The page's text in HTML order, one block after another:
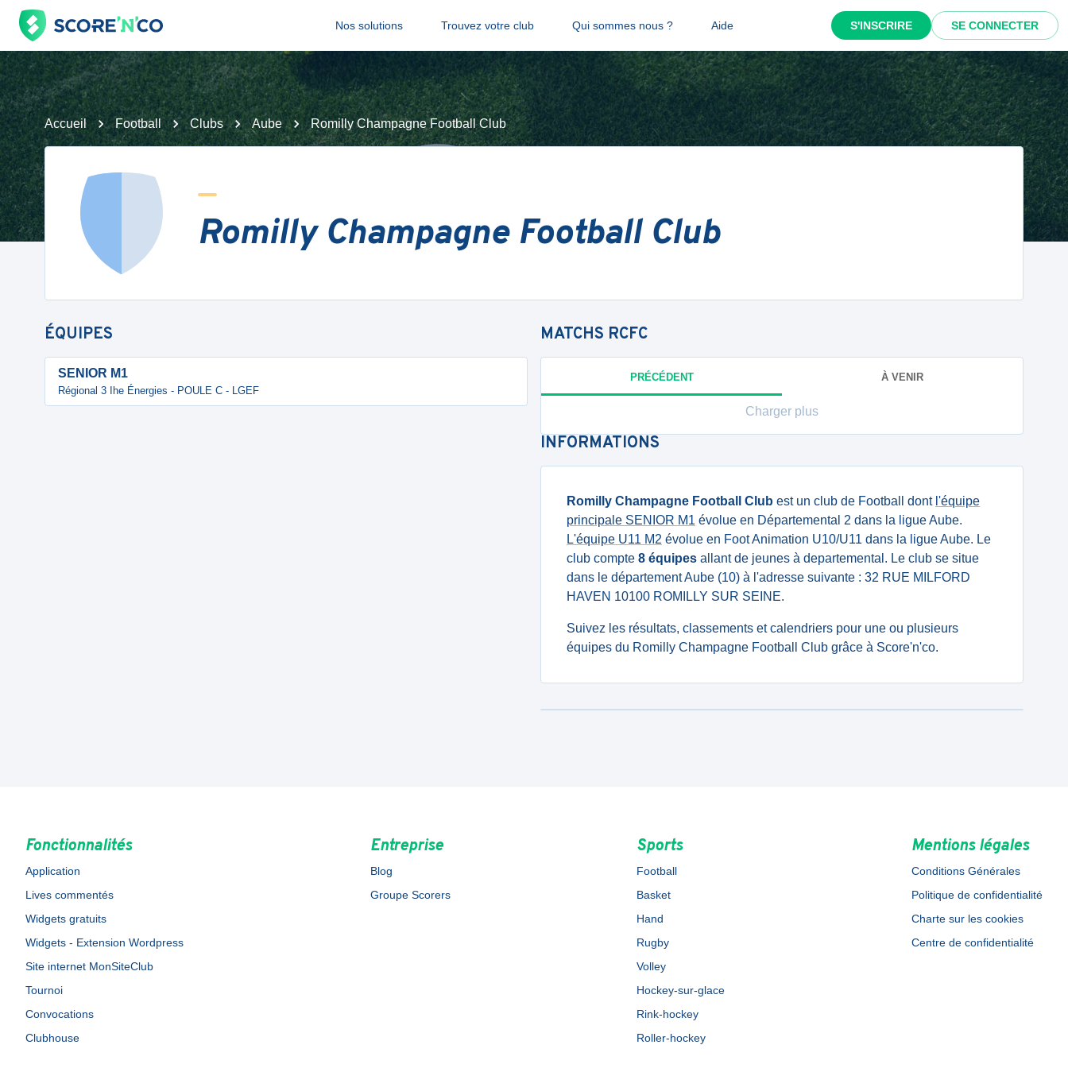
Nos solutions Trouvez votre club Qui sommes nous ? Aide S'INSCRIRE SE CONNECTER
Accueil Football Clubs Aube Romilly Champagne Football Club
Romilly Champagne Football Club
ÉQUIPES
SENIOR M1
Régional 3 Ihe Énergies - POULE C - LGEF
MATCHS RCFC
PRÉCÉDENT À VENIR
Charger plus
INFORMATIONS
Romilly Champagne Football Club est un club de Football dont l'équipe
principale SENIOR M1 évolue en Départemental 2 dans la ligue Aube.
L'équipe U11 M2 évolue en Foot Animation U10/U11 dans la ligue Aube. Le
club compte 8 équipes allant de jeunes à departemental. Le club se situe
dans le département Aube (10) à l'adresse suivante : 32 RUE MILFORD
HAVEN 10100 ROMILLY SUR SEINE.
Suivez les résultats, classements et calendriers pour une ou plusieurs
équipes du Romilly Champagne Football Club grâce à Score'n'co.
Fonctionnalités
Application
Lives commentés
Widgets gratuits
Widgets - Extension Wordpress
Site internet MonSiteClub
Tournoi
Convocations
Clubhouse
Entreprise
Blog
Groupe Scorers
Sports
Football
Basket
Hand
Rugby
Volley
Hockey-sur-glace
Rink-hockey
Roller-hockey
Mentions légales
Conditions Générales
Politique de confidentialité
Charte sur les cookies
Centre de confidentialité